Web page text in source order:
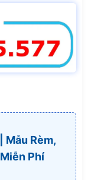
Mẫu Rèm,
Phí